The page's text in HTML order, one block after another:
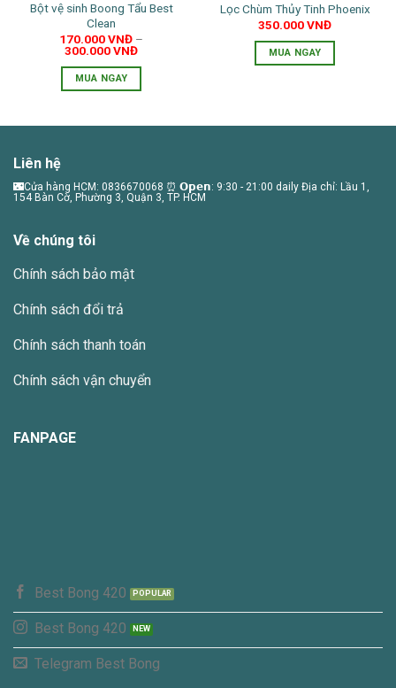
được
chọn
trên
trang
Bột vệ sinh Boong Tẩu Best
Clean
170.000VNĐ –
300.000VNĐ
MUA NGAY
biến
chọn
thể
chọn
trang
Lọc Chùm Thủy Tinh Phoenix
350.000VNĐ
MUA NGAY
Liên hệ
🌃Cửa hàng HCM: 0836670068 ⏰ 𝗢𝗽𝗲𝗻: 9:30 - 21:00 daily Địa chỉ: Lầu 1,
154 Bàn Cờ, Phường 3, Quận 3, TP. HCM
Về chúng tôi
Chính sách bảo mật
Chính sách đổi trả
Chính sách thanh toán
Chính sách vận chuyển
FANPAGE
Best Bong 420
Best Bong 420
Telegram Best Bong